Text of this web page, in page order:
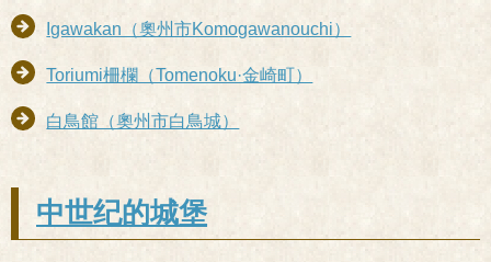
Igawakan（奧州市Komogawanouchi）
Toriumi柵欄（Tomenoku·金崎町）
白鳥館（奧州市白鳥城）
中世纪的城堡